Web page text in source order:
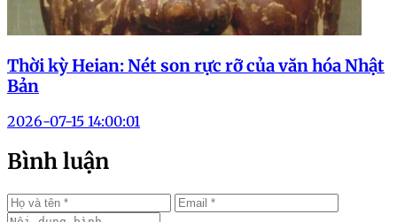
Thời kỳ Heian: Nét son rực rỡ của văn hóa Nhật
Bản
2026-07-15 14:00:01
Bình luận